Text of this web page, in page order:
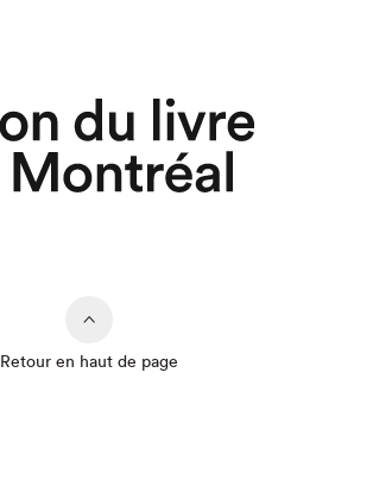
Retour en haut de page